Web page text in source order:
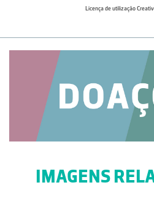
Licença de utilização
IMAGENS